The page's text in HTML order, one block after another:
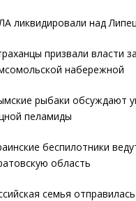
ликвидировали над
призвали власти
набережной
рыбаки обсуждают
пеламиды
беспилотники
область
семья